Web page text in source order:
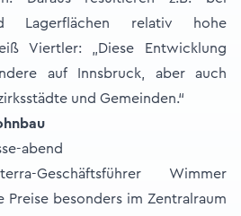
Lagerflächen relativ hohe
Viertler: „Diese Entwicklung
auf Innsbruck, aber auch
und Gemeinden.“
Geschäftsführer Wimmer
Preise besonders im Zentralraum